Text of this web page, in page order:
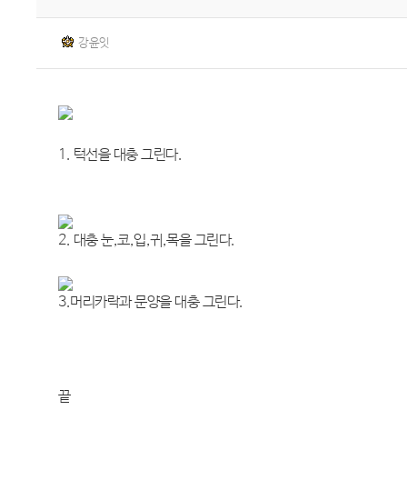
강윤잇
1. 턱선을 대충 그린다.
2. 대충 눈,코,입,귀,목을 그린다.
3.머리카락과 문양을 대충 그린다.
끝